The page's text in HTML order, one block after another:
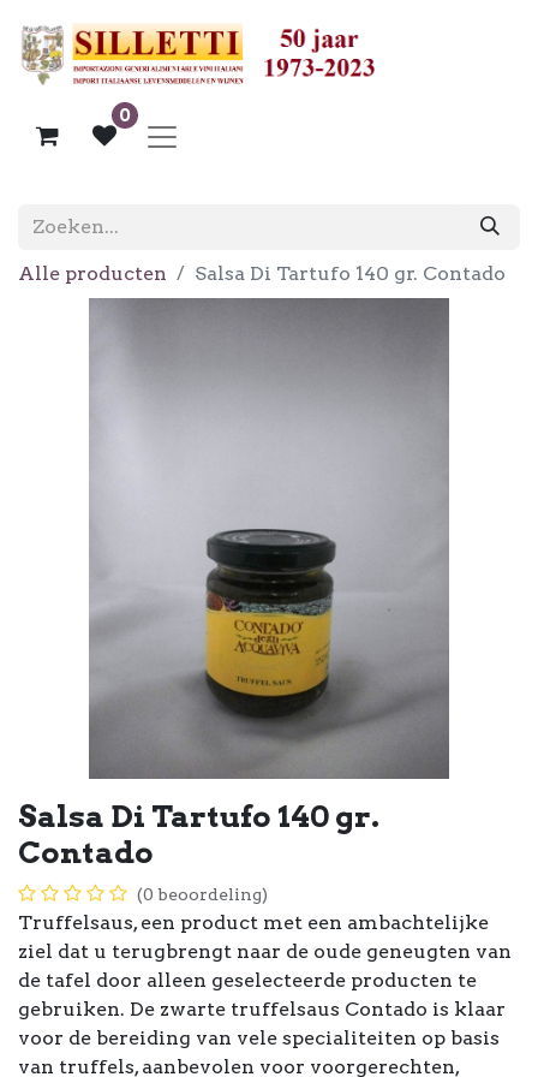
0
Alle producten Salsa Di Tartufo 140 gr. Contado
Salsa Di Tartufo 140 gr.
Contado
(0 beoordeling)
Truffelsaus, een product met een ambachtelijke
ziel dat u terugbrengt naar de oude geneugten van
de tafel door alleen geselecteerde producten te
gebruiken. De zwarte truffelsaus Contado is klaar
voor de bereiding van vele specialiteiten op basis
van truffels, aanbevolen voor voorgerechten,